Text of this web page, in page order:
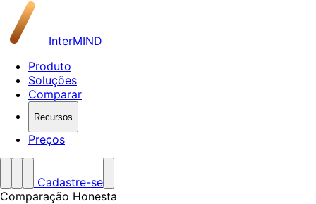
InterMIND
Produto
Soluções
Comparar
Recursos
Preços
Cadastre-se
Comparação Honesta